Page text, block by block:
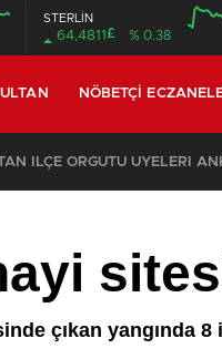
STERLİN
64,4811 £ % 0.38
NÖBETÇI
EYÜPSULTAN
çıkan yangında